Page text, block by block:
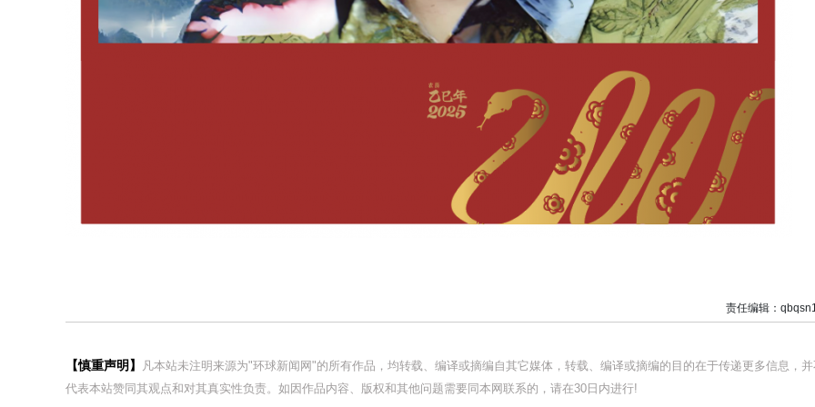
责任编辑：
【慎重声明】
凡本站未注明来源为"环球新闻网"的所有作品，均转载、编译或摘编自其它媒体，转载、编译或摘编的目的在于传递更多信息，
代表本站赞同其观点和对其真实性负责。如因作品内容、版权和其他问题需要同本网联系的，请在30日内进行!